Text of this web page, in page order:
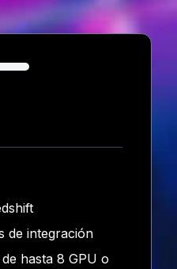
de integración
hasta 8 GPU o